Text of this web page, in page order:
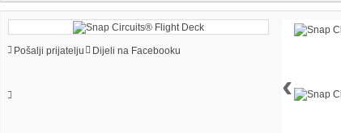
Pošalji prijatelju Dijeli na Facebooku
‹